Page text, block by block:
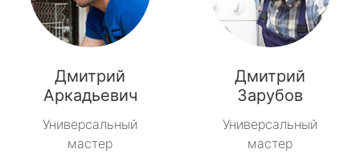
Дмитрий
Аркадьевич
Универсальный
мастер
Дмитрий
Зарубов
Универсальный
мастер